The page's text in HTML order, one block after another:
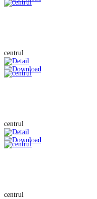
centrul
centrul
centrul